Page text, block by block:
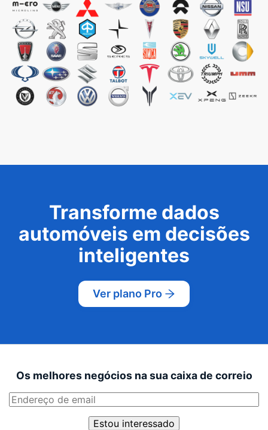
Transforme dados
automóveis em decisões
inteligentes
Ver plano Pro
Os melhores negócios na sua caixa de correio
Estou interessado